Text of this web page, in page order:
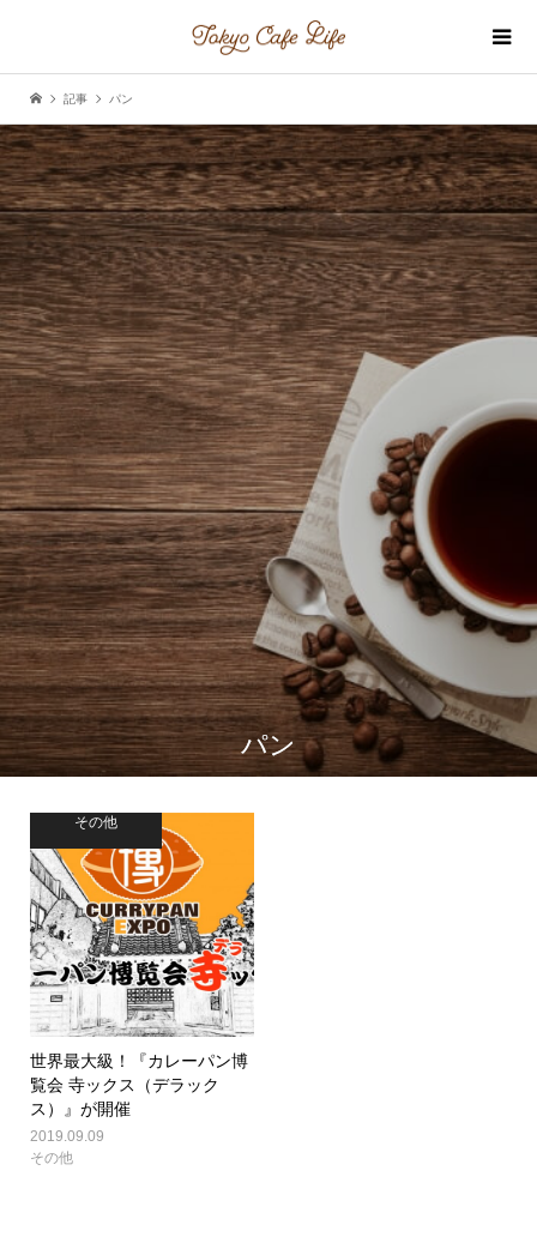
記事 パン
パン
その他
世界最大級！『カレーパン博
覧会 寺ックス（デラック
ス）』が開催
2019.09.09
その他